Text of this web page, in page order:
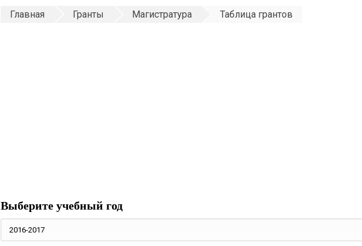
Главная Гранты Магистратура Таблица грантов
Выберите учебный год